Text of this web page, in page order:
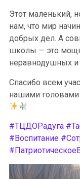
Этот маленький,
нам, что мир
добрых дел. А
школы — это
неравнодушных и
Спасибо всем
нашими головами
#ТЦДОРадуга
#Воспитание